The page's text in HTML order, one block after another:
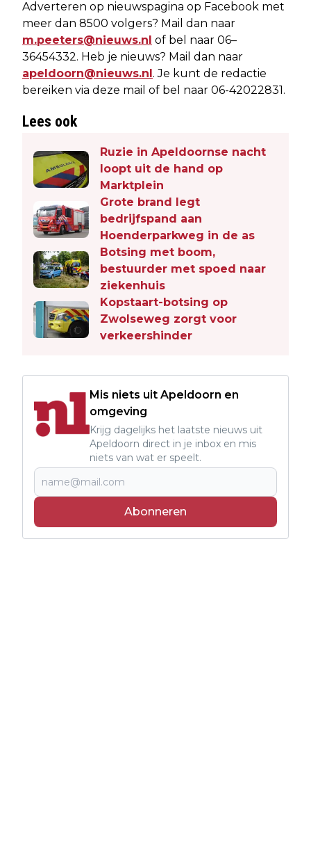
Adverteren op nieuwspagina op Facebook met
meer dan 8500 volgers? Mail dan naar
m.peeters@nieuws.nl of bel naar 06–
36454332. Heb je nieuws? Mail dan naar
apeldoorn@nieuws.nl . Je kunt de redactie
bereiken via deze mail of bel naar 06-42022831.
Lees ook
Ruzie in Apeldoornse nacht
loopt uit de hand op
Marktplein
Grote brand legt
bedrijfspand aan
Hoenderparkweg in de as
Botsing met boom,
bestuurder met spoed naar
ziekenhuis
Kopstaart-botsing op
Zwolseweg zorgt voor
verkeershinder
Mis niets uit Apeldoorn en
omgeving
Krijg dagelijks het laatste nieuws uit
Apeldoorn direct in je inbox en mis
niets van wat er speelt.
Abonneren